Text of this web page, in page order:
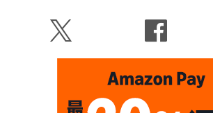
Ü Û